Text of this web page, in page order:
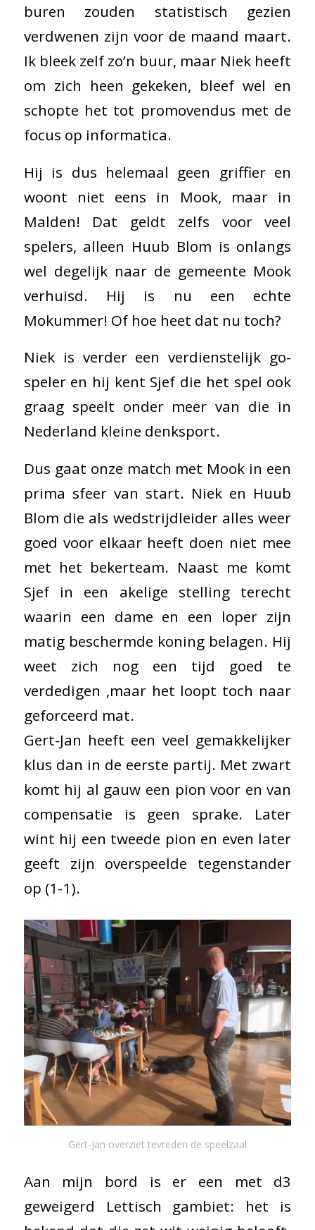
buren zouden statistisch gezien
verdwenen zijn voor de maand maart.
Ik bleek zelf zo’n buur, maar Niek heeft
om zich heen gekeken, bleef wel en
schopte het tot promovendus met de
focus op informatica.
Hij is dus helemaal geen griffier en
woont niet eens in Mook, maar in
Malden! Dat geldt zelfs voor veel
spelers, alleen Huub Blom is onlangs
wel degelijk naar de gemeente Mook
verhuisd. Hij is nu een echte
Mokummer! Of hoe heet dat nu toch?
Niek is verder een verdienstelijk go-
speler en hij kent Sjef die het spel ook
graag speelt onder meer van die in
Nederland kleine denksport.
Dus gaat onze match met Mook in een
prima sfeer van start. Niek en Huub
Blom die als wedstrijdleider alles weer
goed voor elkaar heeft doen niet mee
met het bekerteam. Naast me komt
Sjef in een akelige stelling terecht
waarin een dame en een loper zijn
matig beschermde koning belagen. Hij
weet zich nog een tijd goed te
verdedigen ,maar het loopt toch naar
geforceerd mat.
Gert-Jan heeft een veel gemakkelijker
klus dan in de eerste partij. Met zwart
komt hij al gauw een pion voor en van
compensatie is geen sprake. Later
wint hij een tweede pion en even later
geeft zijn overspeelde tegenstander
op (1-1).
Gert-Jan overziet tevreden de speelzaal
Aan mijn bord is er een met d3
geweigerd Lettisch gambiet: het is